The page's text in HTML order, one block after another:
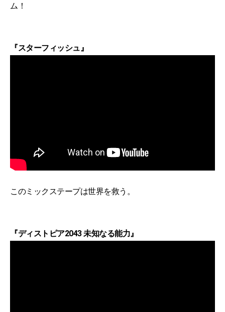
ム！
『スターフィッシュ』
このミックステープは世界を救う。
『ディストピア2043 未知なる能力』